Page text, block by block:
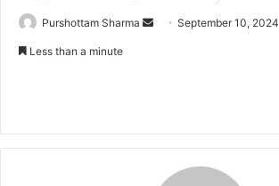
Purshottam Sharma
e
September 10, 2024
Less than a minute